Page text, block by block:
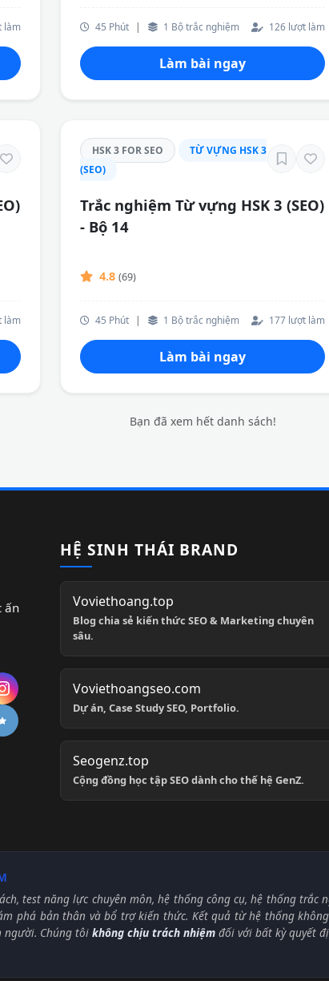
làm 45 Phút | 1 Bộ trắc nghiệm 126 lượt làm
Làm bài ngay
làm
HSK 3 FOR SEO
TỪ VỰNG HSK 3
(SEO)
Trắc nghiệm Từ vựng HSK 3 (SEO)
- Bộ 14
4.8 (69)
45 Phút | 1 Bộ trắc nghiệm 177 lượt làm
Làm bài ngay
Bạn đã xem hết danh sách!
ấn
HỆ SINH THÁI BRAND
Voviethoang.top
Blog chia sẻ kiến thức SEO & Marketing chuyên
sâu.
Voviethoangseo.com
Dự án, Case Study SEO, Portfolio.
Seogenz.top
Cộng đồng học tập SEO dành cho thế hệ GenZ.
test năng lực chuyên môn, hệ thống công cụ, hệ thống trắc
phá bản thân và bổ trợ kiến thức. Kết quả từ hệ thống
người. Chúng tôi không chịu trách nhiệmđối với bất kỳ quyết